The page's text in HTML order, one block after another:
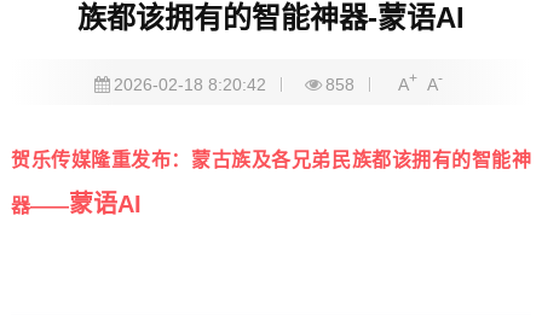
族都该拥有的智能神器-蒙语AI
2026-02-18 8:20:42 858 A+ A-
贺乐传媒隆重发布：蒙古族及各兄弟民族都该拥有的智能神
器——蒙语AI